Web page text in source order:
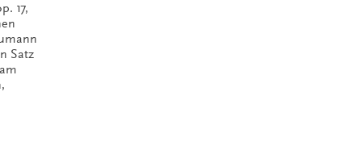
17,
Satz